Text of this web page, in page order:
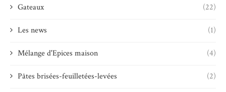
Gateaux (22)
Les news (1)
Mélange d'Epices maison (4)
Pâtes brisées-feuilletées-levées (2)